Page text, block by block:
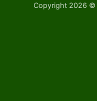
Copyright 2026 ©